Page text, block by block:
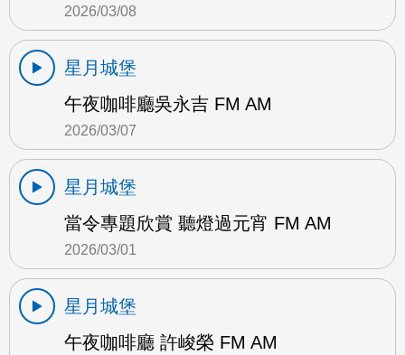
2026/03/08
星月城堡
午夜咖啡廳吳永吉 FM AM
2026/03/07
星月城堡
當令專題欣賞 聽燈過元宵 FM AM
2026/03/01
星月城堡
午夜咖啡廳 許峻榮 FM AM